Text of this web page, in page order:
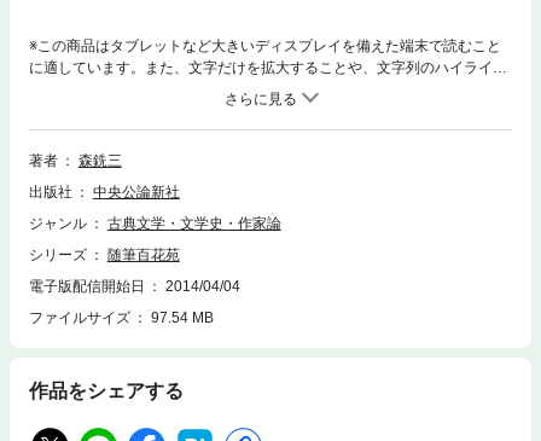
※この商品はタブレットなど大きいディスプレイを備えた端末で読むこと
に適しています。また、文字だけを拡大することや、文字列のハイライ
ト、検索、辞書の参照、引用などの機能が使用できません。※この商品は
タブレットなど大きいディスプレイを備えた端末で読むことに適していま
す。また、文字だけを拡大することや、文字列のハイライト、検索、辞書
の参照、引用などの機能が使用できません。第９巻 風俗世相篇三水野為
著者
森銑三
出版社
中央公論新社
ジャンル
古典文学・文学史・作家論
シリーズ
随筆百花苑
電子版配信開始日
2014/04/04
ファイルサイズ
97.54 MB
作品をシェアする